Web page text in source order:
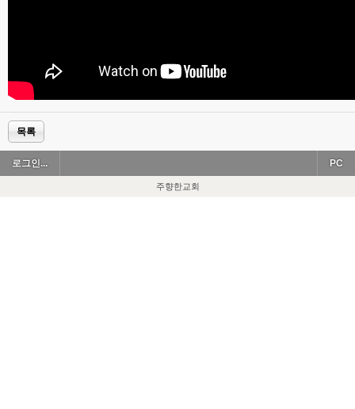
목록
로그인... PC
주향한교회